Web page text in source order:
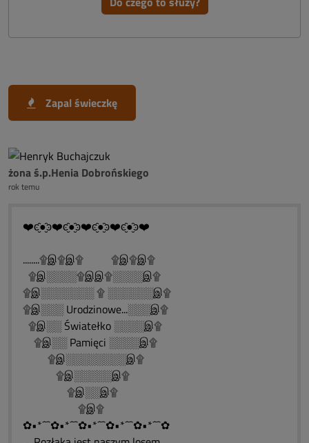
Zapal świeczkę
żona ś.p.Henia Dobrońskiego
rok temu
❤️ͼ̮̑●̮̑ͽ❤️ͼ̮̑●̮̑ͽ❤️ͼ̮̑●̮̑ͽ❤️ͼ̮̑●̮̑ͽ❤️
........۩இ۩இ۩ ۩இ۩இ۩
۩இ░░░░۩இஇ۩░░░░இ۩
۩இ░░░░░░░ ۩ ░░░░░░இ۩
۩இ░░░ Urodzinowe...░░░இ۩
۩இ░░ Światełko ░░░░இ۩
۩இ░░ Pamięci ░░░░இ۩
۩இ░░░░░░░░இ۩
۩இ░░░░░இ۩
۩இ░░இ۩
۩இ۩
✿•*´¯`✿•*´¯`✿•*´¯`✿•*´¯`✿•*´¯`✿